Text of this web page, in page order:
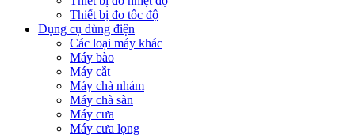
Thiết bị đo tốc độ
Dụng cụ dùng điện
Các loại máy khác
Máy bào
Máy cắt
Máy chà nhám
Máy chà sàn
Máy cưa
Máy cưa lọng